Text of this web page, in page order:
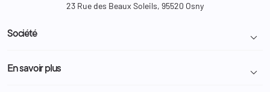
23 Rue des Beaux Soleils, 95520 Osny
Société 
Livraison et retour colis
En savoir plus 